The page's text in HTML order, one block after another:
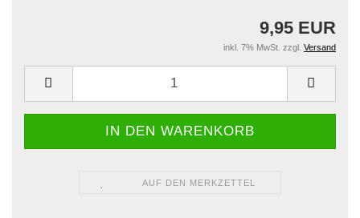
9,95 EUR
inkl. 7% MwSt. zzgl. Versand
AUF DEN MERKZETTEL